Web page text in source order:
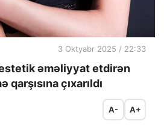
3 Oktyabr 2025 / 22:33
əməliyyat etdirən
qarşısına çıxarıldı
A- A+